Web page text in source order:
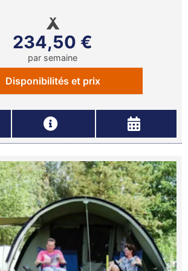
234,50 €
par semaine
Disponibilités et prix